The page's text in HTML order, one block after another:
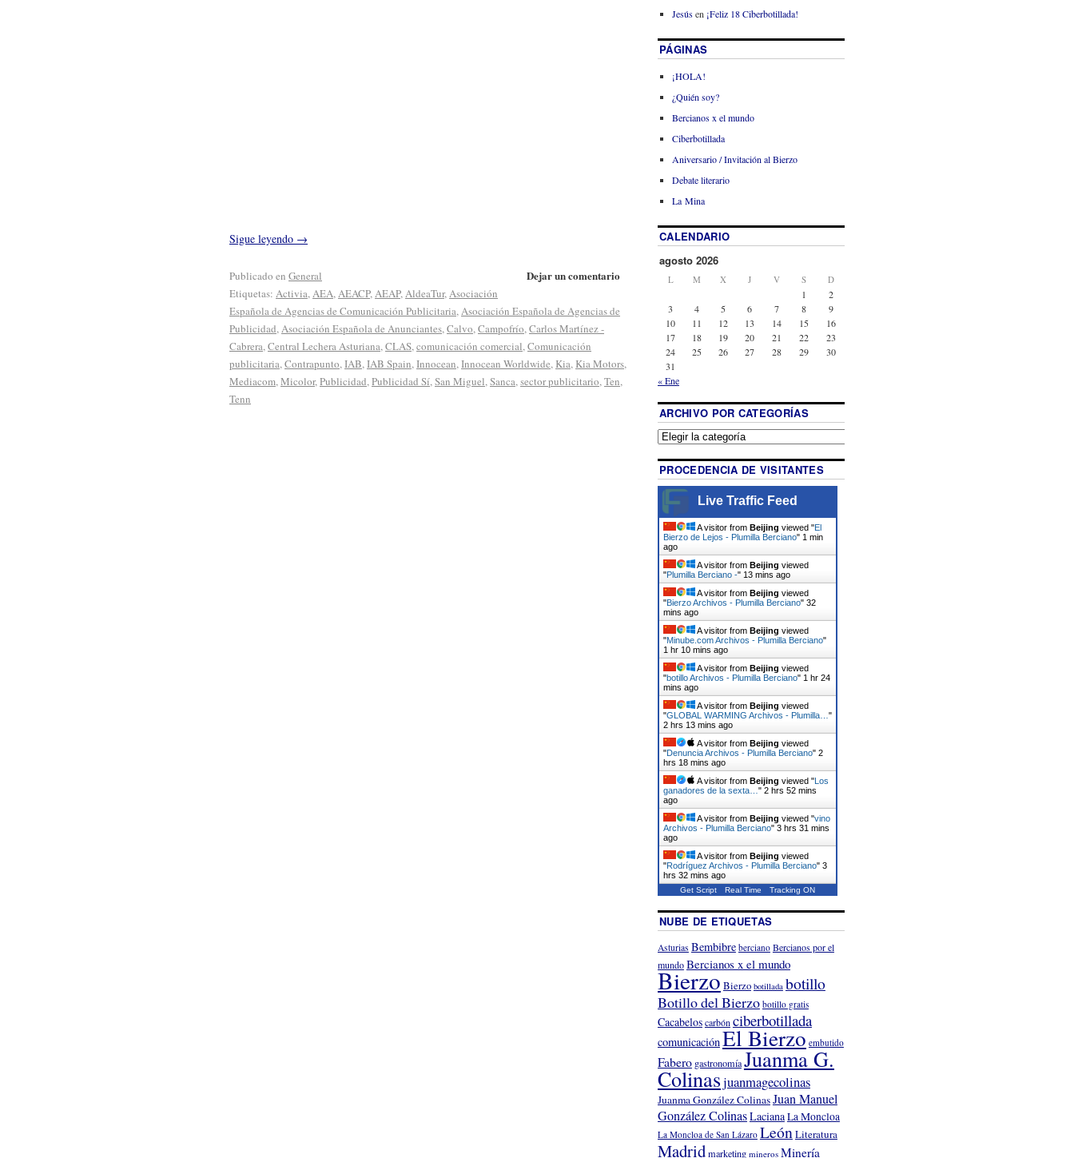
Sigue leyendo →
Dejar un comentario
Publicado en General
Etiquetas: Activia,AEA,AEACP,AEAP,AldeaTur,Asociación
Española de Agencias de Comunicación Publicitaria,Asociación Española de Agencias de
Publicidad,Asociación Española de Anunciantes,Calvo,Campofrío,Carlos Martínez -
Cabrera,Central Lechera Asturiana,CLAS,comunicación comercial,Comunicación
publicitaria,Contrapunto,IAB,IAB Spain,Innocean,Innocean Worldwide, Kia, Kia Motors,
Mediacom,Micolor,Publicidad,Publicidad Sí,San Miguel,Sanca,sector publicitario,Ten,
Tenn
Jesúsen ¡Feliz 18 Ciberbotillada!
PÁGINAS
¡HOLA!
¿Quién soy?
Bercianos x el mundo
Ciberbotillada
Aniversario / Invitación al Bierzo
Debate literario
La Mina
CALENDARIO
agosto 2026
L M X J V S D
1
2
3
4 5 6 7 8
9
10
11 12 13 14 15
16
17
18 19 20 21 22
23
24
25 26 27 28 29
30
31
« Ene
ARCHIVO POR CATEGORÍAS
PROCEDENCIA DE VISITANTES
Live Traffic Feed
A visitor from Beijing viewed "El
Bierzo de Lejos - Plumilla Berciano" 1 min
ago
A visitor from Beijing viewed
"Plumilla Berciano -" 13 mins ago
A visitor from Beijing viewed
"Bierzo Archivos - Plumilla Berciano" 32
mins ago
A visitor from Beijing viewed
"Minube.com Archivos - Plumilla Berciano"
1 hr 10 mins ago
A visitor from Beijing viewed
"botillo Archivos - Plumilla Berciano" 1 hr 24
mins ago
A visitor from Beijing viewed
"GLOBAL WARMING Archivos - Plumilla… "
2 hrs 13 mins ago
A visitor from Beijing viewed
"Denuncia Archivos - Plumilla Berciano" 2
hrs 18 mins ago
A visitor from Beijing viewed "Los
ganadores de la sexta… " 2 hrs 52 mins
ago
A visitor from Beijing viewed "vino
Archivos - Plumilla Berciano" 3 hrs 31 mins
ago
A visitor from Beijing viewed
"Rodríguez Archivos - Plumilla Berciano" 3
hrs 32 mins ago
Get Script Real Time Tracking ON
NUBE DE ETIQUETAS
Asturias Bembibre berciano Bercianos por el
mundoBercianos x el mundo
BierzoBierzo botillada botillo
Botillo del Bierzo botillo gratis
Cacabeloscarbón ciberbotillada
comunicaciónEl Bierzo embutido
Fabero gastronomíaJuanma G.
Colinasjuanmagecolinas
Juanma González ColinasJuan Manuel
González ColinasLacianaLa Moncloa
La Moncloa de San Lázaro LeónLiteratura
Madridmarketing mineros Minería